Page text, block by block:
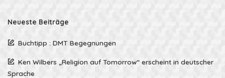
Neueste Beiträge
Buchtipp : DMT Begegnungen
Ken Wilbers „Religion auf Tomorrow“ erscheint in deutscher
Sprache